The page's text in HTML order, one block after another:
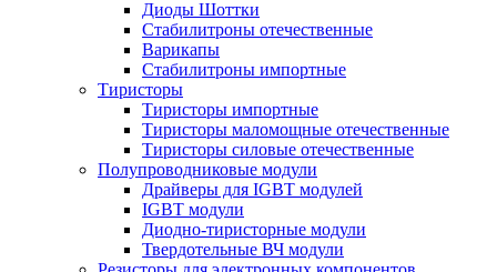
Диоды Шоттки
Стабилитроны отечественные
Варикапы
Стабилитроны импортные
Тиристоры
Тиристоры импортные
Тиристоры маломощные отечественные
Тиристоры силовые отечественные
Полупроводниковые модули
Драйверы для IGBT модулей
IGBT модули
Диодно-тиристорные модули
Твердотельные ВЧ модули